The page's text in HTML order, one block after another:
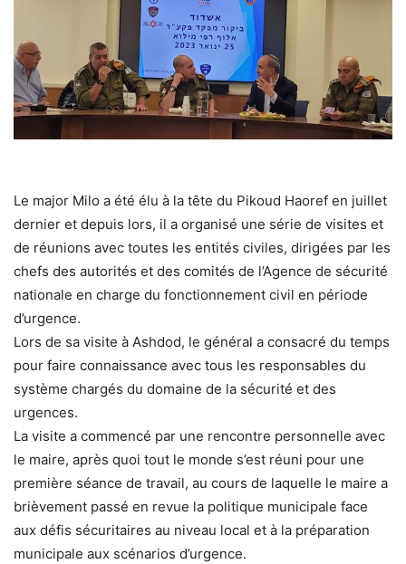
Le major Milo a été élu à la tête du Pikoud Haoref en juillet
dernier et depuis lors, il a organisé une série de visites et
de réunions avec toutes les entités civiles, dirigées par les
chefs des autorités et des comités de l’Agence de sécurité
nationale en charge du fonctionnement civil en période
d’urgence.
Lors de sa visite à Ashdod, le général a consacré du temps
pour faire connaissance avec tous les responsables du
système chargés du domaine de la sécurité et des
urgences.
La visite a commencé par une rencontre personnelle avec
le maire, après quoi tout le monde s’est réuni pour une
première séance de travail, au cours de laquelle le maire a
brièvement passé en revue la politique municipale face
aux défis sécuritaires au niveau local et à la préparation
municipale aux scénarios d’urgence.